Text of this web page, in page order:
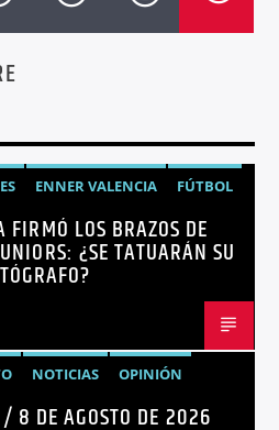
ENNER VALENCIA
FÚTBOL
FIRMÓ LOS BRAZOS DE
¿SE TATUARÁN SU
NOTICIAS OPINIÓN
8 DE AGOSTO DE 2026